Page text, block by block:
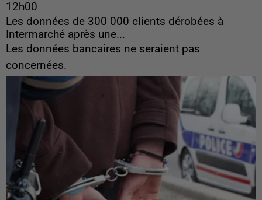
12h00
Les données de 300 000 clients dérobées à
Intermarché après une...
Les données bancaires ne seraient pas
concernées.